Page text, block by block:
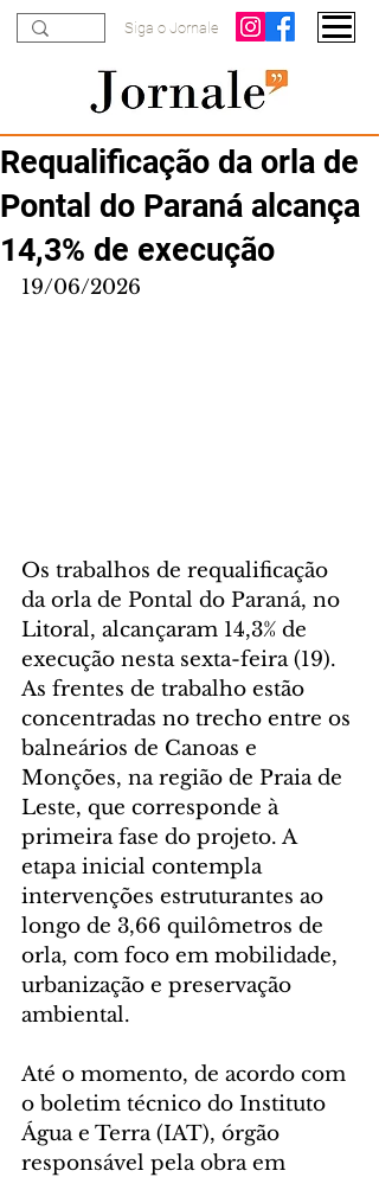
Siga o Jornale
Requalificação da orla de
Pontal do Paraná alcança
14,3% de execução
19/06/2026
Os trabalhos de requalificação
da orla de Pontal do Paraná, no
Litoral, alcançaram 14,3% de
execução nesta sexta-feira (19).
As frentes de trabalho estão
concentradas no trecho entre os
balneários de Canoas e
Monções, na região de Praia de
Leste, que corresponde à
primeira fase do projeto. A
etapa inicial contempla
intervenções estruturantes ao
longo de 3,66 quilômetros de
orla, com foco em mobilidade,
urbanização e preservação
ambiental.
Até o momento, de acordo com
o boletim técnico do Instituto
Água e Terra (IAT), órgão
responsável pela obra em